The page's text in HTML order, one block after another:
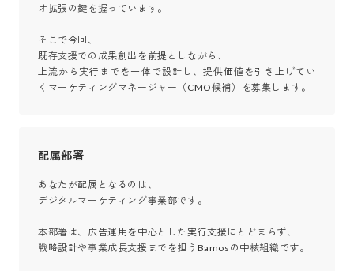
オ拡張の鍵を握っています。
そこで今回、
既存支援での成果創出を前提としながら、
上流から実行までを一体で設計し、提供価値を引き上げてい
くマーケティングマネージャー（CMO候補）を募集します。
配属部署
あなたが配属となるのは、
デジタルマーケティング事業部です。
本部署は、広告運用を中心とした実行支援にとどまらず、
戦略設計や事業成長支援までを担うBamosの中核組織です。